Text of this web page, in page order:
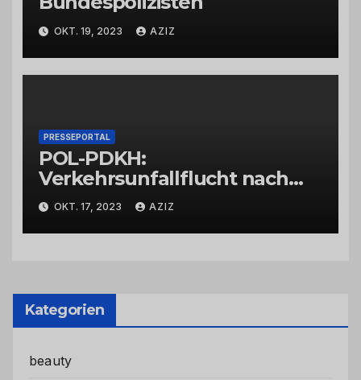
OKT. 19, 2023 AZIZ
PRESSEPORTAL
POL-PDKH:
Verkehrsunfallflucht nach
Abbiegevorgang
OKT. 17, 2023 AZIZ
Kategorien
beauty